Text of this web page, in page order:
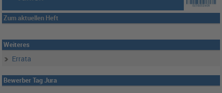
Zum aktuellen Heft
Weiteres
Errata
Bewerber Tag Jura